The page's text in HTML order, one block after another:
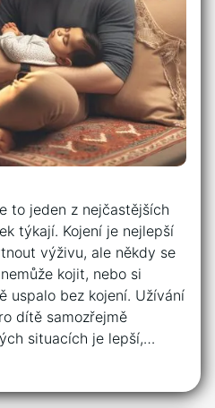
to jeden z nejčastějších
týkají. Kojení je nejlepší
výživu, ale někdy se
kojit, nebo si
uspalo bez kojení. Užívání
dítě samozřejmě
situacích je lepší,…